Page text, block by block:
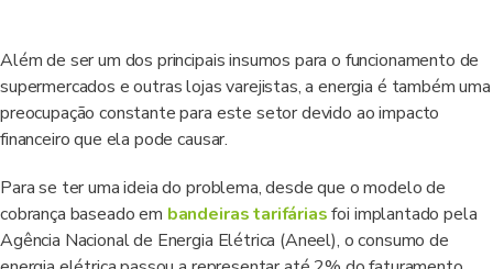
Além de ser um dos principais insumos para o funcionamento de
supermercados e outras lojas varejistas, a energia é também uma
preocupação constante para este setor devido ao impacto
financeiro que ela pode causar.
Para se ter uma ideia do problema, desde que o modelo de
cobrança baseado em bandeiras tarifáriasfoi implantado pela
Agência Nacional de Energia Elétrica (Aneel), o consumo de